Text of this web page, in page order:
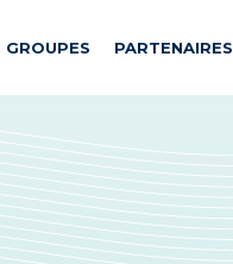
GROUPES PARTENAIRES